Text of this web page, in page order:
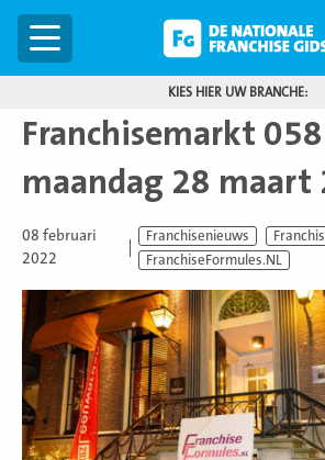
Menu
KIES HIER UW BRANCHE:
Franchisemarkt
maandag 28 maart
08 februari
2022
Franchisenieuws
FranchiseFormules.NL